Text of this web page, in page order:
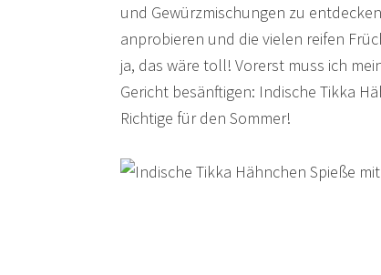
und Gewürzmischungen zu
anprobieren und die vielen reifen
ja, das wäre toll! Vorerst muss ich
Gericht besänftigen: Indische Tikka
Richtige für den Sommer!